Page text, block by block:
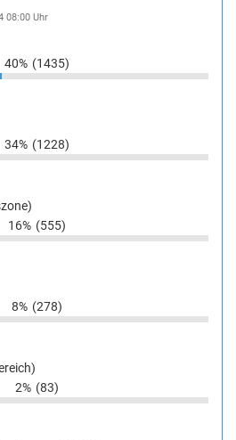
08:00 Uhr
40% (1435)
34% (1228)
16% (555)
8% (278)
2% (83)